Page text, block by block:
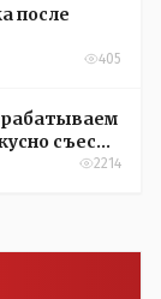
после
405
съесть
2214